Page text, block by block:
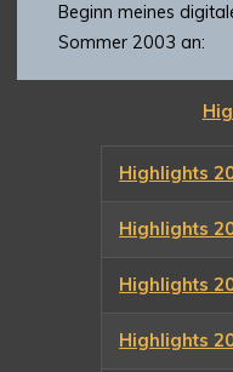
Beginn meines
Sommer 2003 an:
Highlights
Highlights
Highlights
Highlights